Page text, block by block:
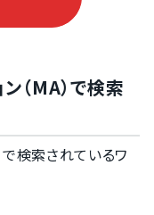
（MA）で検索
で検索されているワ